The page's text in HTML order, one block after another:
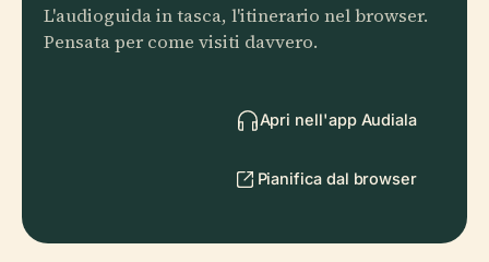
L'audioguida in tasca, l'itinerario nel browser.
Pensata per come visiti davvero.
Apri nell'app Audiala
Pianifica dal browser